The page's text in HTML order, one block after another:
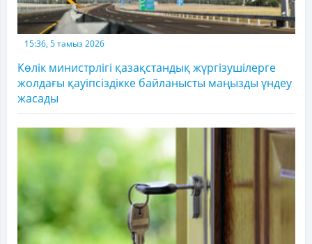
15:36, 5 тамыз 2026
Көлік министрлігі қазақстандық жүргізушілерге
жолдағы қауіпсіздікке байланысты маңызды үндеу
жасады